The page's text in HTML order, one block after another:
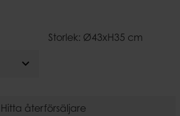
expand_more
Storlek: Ø43xH35 cm
Hitta återförsäljare